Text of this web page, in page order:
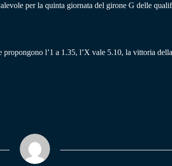
per la quinta giornata del girone G delle
propongono l’1 a 1.35, l’X vale 5.10, la vittoria